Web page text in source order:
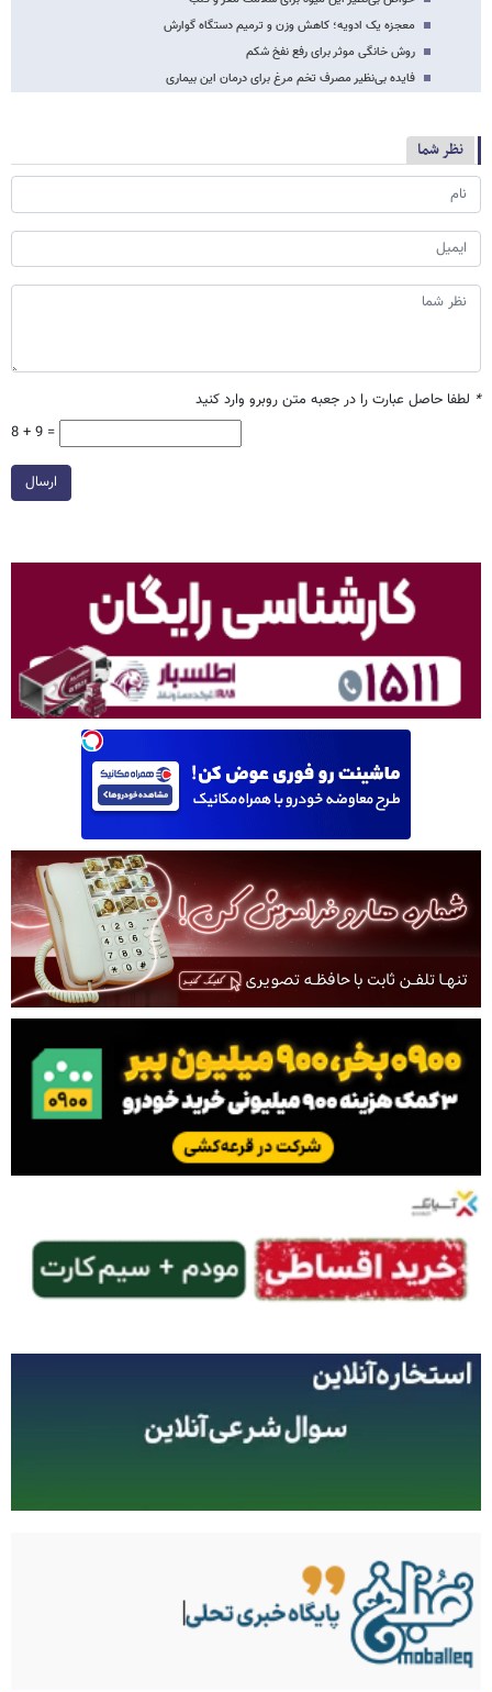
معجزه یک ادویه؛ کاهش وزن و ترمیم دستگاه گوارش
روش خانگی موثر برای رفع نفخ شکم
فایده بی‌نظیر مصرف تخم مرغ برای درمان این بیماری
نظر شما
* لطفا حاصل عبارت را در جعبه متن روبرو وارد کنید
8 + 9 =
ارسال